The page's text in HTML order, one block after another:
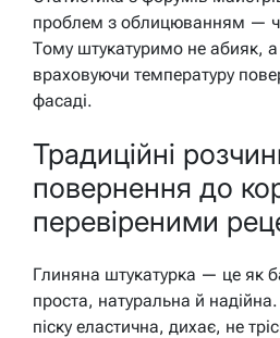
проблем з облицюванням —
Тому штукатуримо не абияк,
враховуючи температуру
фасаді.
Традиційні
повернення до
перевіреними
Глиняна штукатурка — це як
проста, натуральна й
піску еластична, дихає, не